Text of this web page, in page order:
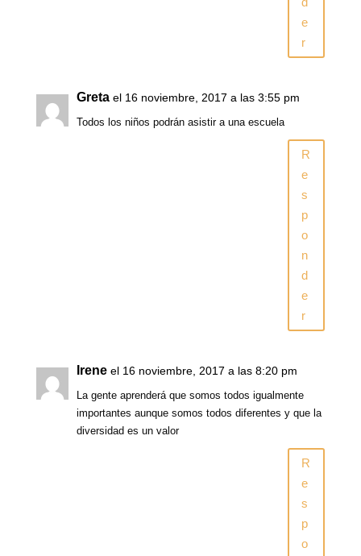
e
r
Greta el 16 noviembre, 2017 a las 3:55 pm
Todos los niños podrán asistir a una escuela
R
e
s
p
o
n
d
e
r
Irene el 16 noviembre, 2017 a las 8:20 pm
La gente aprenderá que somos todos igualmente
importantes aunque somos todos diferentes y que la
diversidad es un valor
R
e
s
p
o